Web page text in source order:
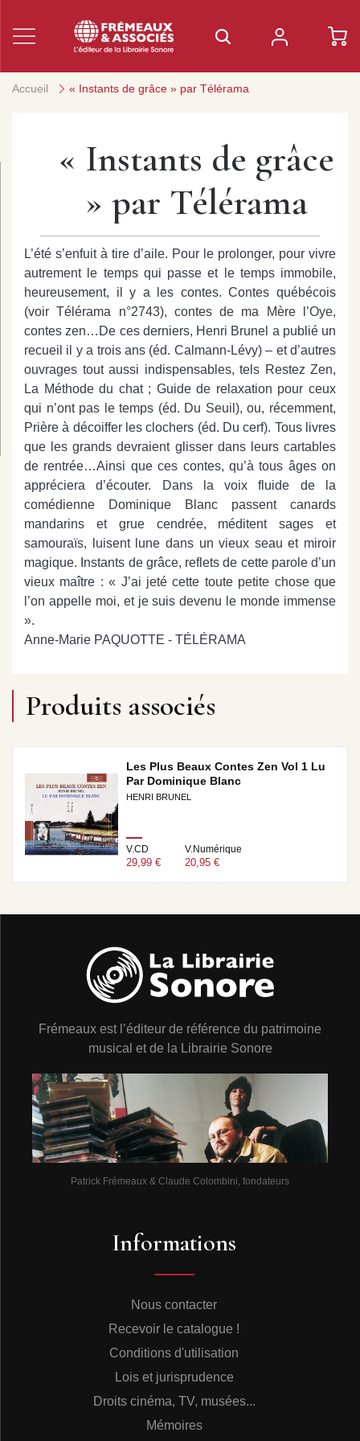
Accueil « Instants de grâce » par Télérama
« Instants de grâce
» par Télérama
L’été s’enfuit à tire d’aile. Pour le prolonger, pour vivre
autrement le temps qui passe et le temps immobile,
heureusement, il y a les contes. Contes québécois
(voir Télérama n°2743), contes de ma Mère l’Oye,
contes zen…De ces derniers, Henri Brunel a publié un
recueil il y a trois ans (éd. Calmann-Lévy) – et d’autres
ouvrages tout aussi indispensables, tels Restez Zen,
La Méthode du chat ; Guide de relaxation pour ceux
qui n’ont pas le temps (éd. Du Seuil), ou, récemment,
Prière à décoiffer les clochers (éd. Du cerf). Tous livres
que les grands devraient glisser dans leurs cartables
de rentrée…Ainsi que ces contes, qu’à tous âges on
appréciera d’écouter. Dans la voix fluide de la
comédienne Dominique Blanc passent canards
mandarins et grue cendrée, méditent sages et
samouraïs, luisent lune dans un vieux seau et miroir
magique. Instants de grâce, reflets de cette parole d’un
vieux maître : « J’ai jeté cette toute petite chose que
l’on appelle moi, et je suis devenu le monde immense
».
Anne-Marie PAQUOTTE - TÉLÉRAMA
Produits associés
Les Plus Beaux Contes Zen Vol 1 Lu
Par Dominique Blanc
HENRI BRUNEL
V.CD
29,99 €
V.Numérique
20,95 €
Frémeaux est l’éditeur de référence du patrimoine
musical et de la Librairie Sonore
Patrick Frémeaux & Claude Colombini, fondateurs
Informations
Nous contacter
Recevoir le catalogue !
Conditions d'utilisation
Lois et jurisprudence
Droits cinéma, TV, musées...
Mémoires